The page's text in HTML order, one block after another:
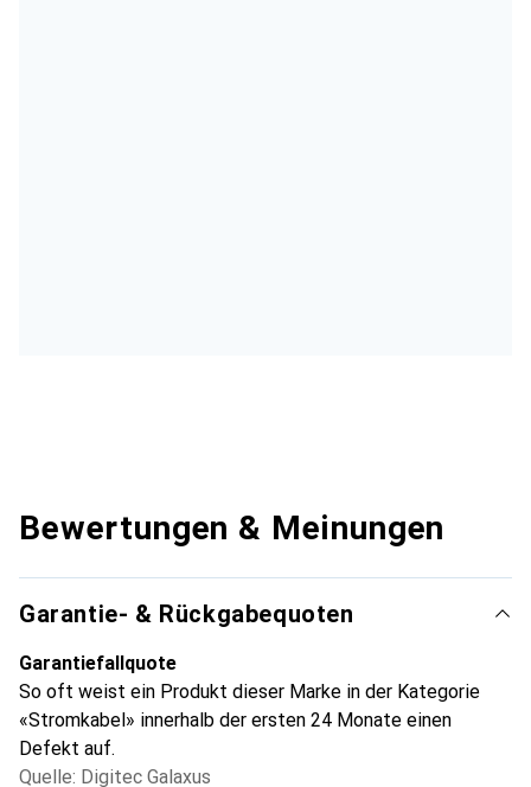
Bewertungen & Meinungen
Garantie- & Rückgabequoten
Garantiefallquote
So oft weist ein Produkt dieser Marke in der Kategorie
«Stromkabel» innerhalb der ersten 24 Monate einen
Defekt auf.
Quelle: Digitec Galaxus